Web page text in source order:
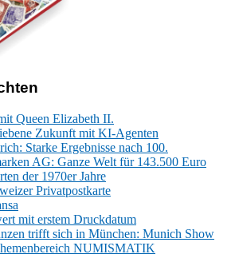
Queen Elizabeth II.
Zukunft mit KI-Agenten
Starke Ergebnisse nach 100.
AG: Ganze Welt für 143.500 Euro
der 1970er Jahre
Privatpostkarte
mit erstem Druckdatum
trifft sich in München: Munich Show
NUMISMATIK